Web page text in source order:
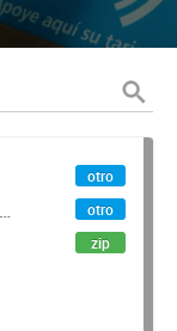
otro
otro
zip